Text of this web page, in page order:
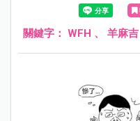
關鍵字： WFH 、 羊麻吉